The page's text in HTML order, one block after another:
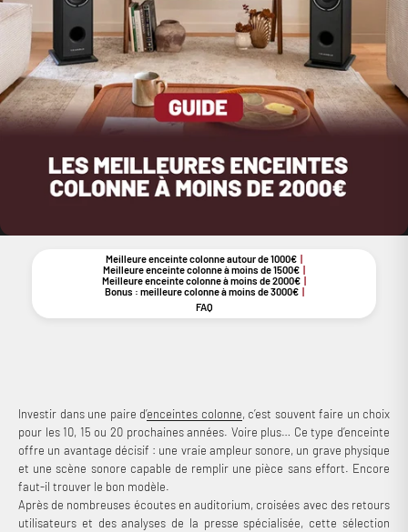
Meilleure enceinte colonne autour de 1000€
Meilleure enceinte colonne à moins de 1500€
Meilleure enceinte colonne à moins de 2000€
Bonus : meilleure colonne à moins de 3000€
FAQ
Investir dans une paire d’enceintes colonne, c’est souvent faire un choix
pour les 10, 15 ou 20 prochaines années. Voire plus… Ce type d’enceinte
offre un avantage décisif : une vraie ampleur sonore, un grave physique
et une scène sonore capable de remplir une pièce sans effort. Encore
faut-il trouver le bon modèle.
Après de nombreuses écoutes en auditorium, croisées avec des retours
utilisateurs et des analyses de la presse spécialisée, cette sélection